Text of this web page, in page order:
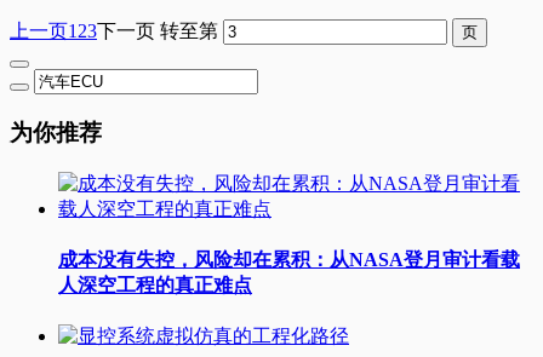
上一页1 23下一页 转至第
为你推荐
成本没有失控，风险却在累积：从NASA登月审计看载
人深空工程的真正难点